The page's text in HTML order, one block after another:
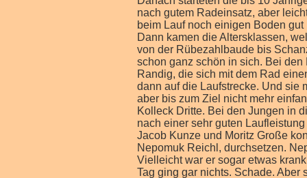
nach gutem Radeinsatz, aber
beim Lauf noch einigen Boden
Dann kamen die Altersklassen,
von der Rübezahlbaude bis
schon ganz schön in sich. Bei
Randig, die sich mit dem Rad
dann auf die Laufstrecke. Und sie
aber bis zum Ziel nicht mehr
Kolleck Dritte. Bei den Jungen in
nach einer sehr guten
Jacob Kunze und Moritz Große
Nepomuk Reichl, durchsetzen.
Vielleicht war er sogar etwas
Tag ging gar nichts. Schade.